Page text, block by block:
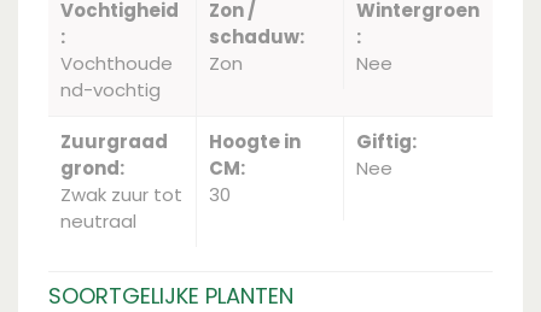
Vochtigheid
:
Vochthoude
nd-vochtig
Zon /
schaduw:
Zon
Wintergroen
:
Nee
Zuurgraad
grond:
Zwak zuur tot
neutraal
Hoogte in
CM:
30
Giftig:
Nee
SOORTGELIJKE PLANTEN